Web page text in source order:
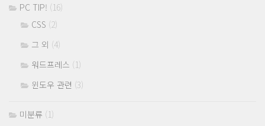
PC TIP! (16)
CSS (2)
그 외 (4)
워드프레스 (1)
윈도우 관련 (3)
미분류 (1)